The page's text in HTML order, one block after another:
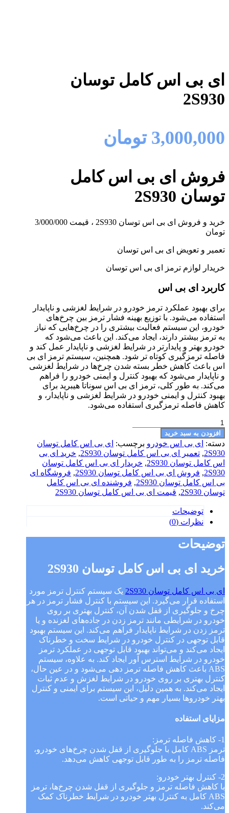
ای بی اس کامل توسان
2S930
3,000,000 تومان
فروش ای بی اس کامل
توسان 2S930
خرید و فروش ای بی اس توسان 2S930 ، قیمت 3/000/000
تومان
تعمیر و تعویض ای بی اس توسان
خریدار لوازم ترمز ای بی اس توسان
کاربرد ای بی اس
برای بهبود عملکرد ترمز خودرو در شرایط لغزشی و ناپایدار
استفاده می‌شود. با توزیع بهینه فشار ترمز بین چرخ‌های
خودرو، این سیستم فعالیت بیشتری را در چرخ‌هایی که نیاز
به ترمز بیشتر دارند، ایجاد می‌کند. این باعث می‌شود که
خودرو بهتر و پایدارتر در شرایط لغزشی و ناپایدار عمل کند و
فاصله ترمزگیری کوتاه تر شود. همچنین، سیستم ترمز ای بی
اس باعث کاهش خطر بسته شدن چرخ‌ها در شرایط لغزشی
و ناپایدار می‌شود که بهبود کنترل و ایمنی خودرو را فراهم
می‌کند. به طور کلی، ترمز ای بی اس سوناتا هیبرید برای
بهبود کنترل و ایمنی خودرو در شرایط لغزشی و ناپایدار، و
کاهش فاصله ترمزگیری استفاده می‌شود.
ای
بی
اس
کامل
توسان
2S930
عدد
افزودن به سبد خرید
دسته: ای بی اس خودرو برچسب: ای بی اس کامل توسان
2S930
, تعمیر ای بی اس کامل توسان 2S930 , خرید ای بی
اس کامل توسان 2S930
, خریدار ای بی اس کامل توسان
2S930
, فروش ای بی اس کامل توسان 2S930 , فروشگاه ای
بی اس کامل توسان 2S930
, فروشنده ای بی اس کامل
توسان 2S930
, قیمت ای بی اس کامل توسان 2S930
توضیحات
نظرات (0)
توضیحات
خرید ای بی اس کامل توسان 2S930
ای بی اس کامل توسان 2S930
یک سیستم کنترل ترمز مورد
استفاده قرار می‌گیرد. این سیستم با کنترل فشار ترمز در هر
چرخ و جلوگیری از قفل شدن آن، کنترل بهتری بر روی
خودرو در شرایطی مانند ترمز زدن در جاده‌های لغزنده و یا
ترمز زدن در شرایط ناپایدار فراهم می‌کند. این سیستم بهبود
قابل توجهی در کنترل خودرو در شرایط سخت و خطرناک
ایجاد می‌کند و می‌تواند بهبود قابل توجهی در عملکرد ترمز
خودرو در شرایط استرس آور ایجاد کند. به علاوه، سیستم
ABS باعث کاهش فاصله ترمز دهی می‌شود و در عین حال،
کنترل بهتری بر روی خودرو در شرایط لغزش و عدم ثبات
ایجاد می‌کند. به همین دلیل، این سیستم برای ایمنی و کنترل
بهتر خودروها بسیار مهم و حیاتی است.
مزایای استفاده
1- کاهش فاصله ترمز:
ترمز ABS کامل با جلوگیری از قفل شدن چرخ‌های خودرو،
فاصله ترمز را به طور قابل توجهی کاهش می‌دهد.
2- کنترل بهتر خودرو:
با کاهش فاصله ترمز و جلوگیری از قفل شدن چرخ‌ها، ترمز
ABS کامل به کنترل بهتر خودرو در شرایط خطرناک کمک
می‌کند.